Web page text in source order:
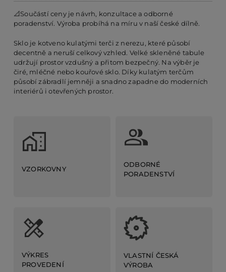
📐Součástí ceny je návrh, konzultace a odborné
poradenství. Výroba probíhá na míru v naší české dílně.
Sklo je kotveno kulatými terči z nerezu, které působí
decentně a neruší celkový vzhled. Velké skleněné tabule
udržují prostor vzdušný a přitom bezpečný. Na výběr je
čiré, mléčné nebo kouřové sklo. Díky kulatým terčům
působí zábradlí jemněji a snadno zapadne do moderních
interiérů i otevřených prostor.
VZORKOVNY
ODBORNÉ
PORADENSTVÍ
VÝKRES
PROVEDENÍ
VLASTNÍ ČESKÁ
VÝROBA